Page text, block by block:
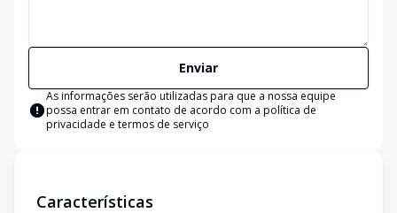
Enviar
As informações serão utilizadas para que a nossa equipe
possa entrar em contato de acordo com a política de
privacidade e termos de serviço
Características